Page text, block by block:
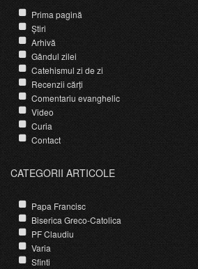
Prima pagină
Știri
Arhivă
Gândul zilei
Catehismul zi de zi
Recenzii cărți
Comentariu evanghelic
Video
Curia
Contact
CATEGORII ARTICOLE
Papa Francisc
Biserica Greco-Catolica
PF Claudiu
Varia
Sfinti